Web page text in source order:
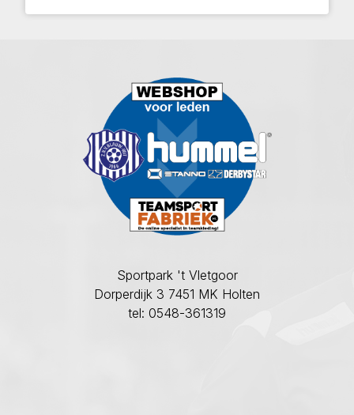
Sportpark 't Vletgoor
Dorperdijk 3 7451 MK Holten
tel: 0548-361319